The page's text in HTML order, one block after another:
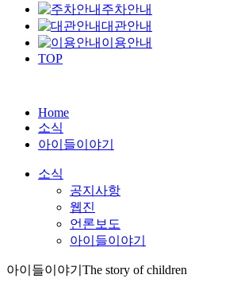
주차안내
대관안내
이용안내
TOP
Home
소식
아이들이야기
소식
공지사항
웹진
언론보도
아이들이야기
아이들이야기 The story of children